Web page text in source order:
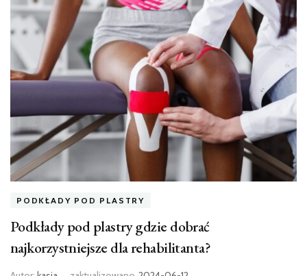
PODKŁADY POD PLASTRY
Podkłady pod plastry gdzie dobrać
najkorzystniejsze dla rehabilitanta?